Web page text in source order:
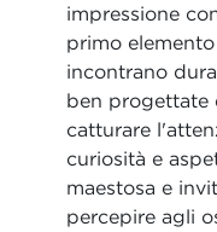
impressione
primo
incontrano
ben progettate
catturare
curiosità e
maestosa e
percepire agli